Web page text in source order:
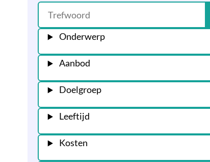
Onderwerp
Aanbod
Doelgroep
Leeftijd
Kosten